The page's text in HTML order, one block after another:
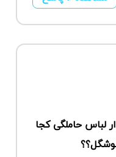
لباس حاملگی کجا